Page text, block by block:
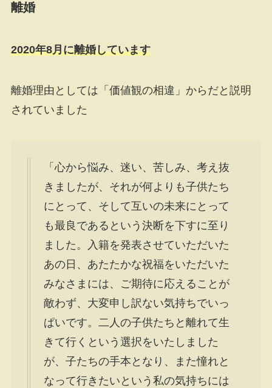
離婚
2020年8月に離婚しています
離婚理由としては「価値観の相違」からだと説明
されていました
「心から悩み、迷い、苦しみ、考え抜
きましたが、それが何よりも子供たち
にとって、そして互いの未来にとって
も最良であるという決断を下すに至り
ました。入籍を発表させていただいた
あの日、あたたかな祝福をいただいた
みなさまには、ご期待に応えることが
敵わず、大変申し訳ない気持ちでいっ
ぱいです。二人の子供たちと離れて生
きて行くという選択をいたしました
が、子たちの手本となり、また憧れと
なって行きたいという私の気持ちには